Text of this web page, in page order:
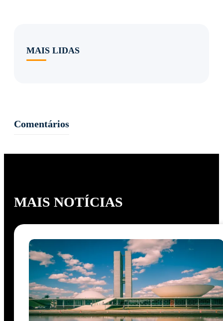
MAIS LIDAS
Comentários
MAIS NOTÍCIAS